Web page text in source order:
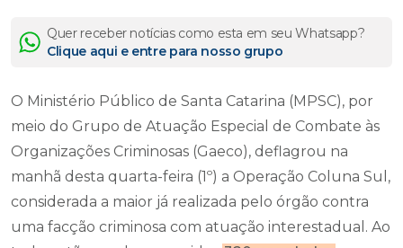
Quer receber notícias como esta em seu Whatsapp?
Clique aqui e entre para nosso grupo
O Ministério Público de Santa Catarina (MPSC), por
meio do Grupo de Atuação Especial de Combate às
Organizações Criminosas (Gaeco), deflagrou na
manhã desta quarta-feira (1º) a Operação Coluna Sul,
considerada a maior já realizada pelo órgão contra
uma facção criminosa com atuação interestadual. Ao